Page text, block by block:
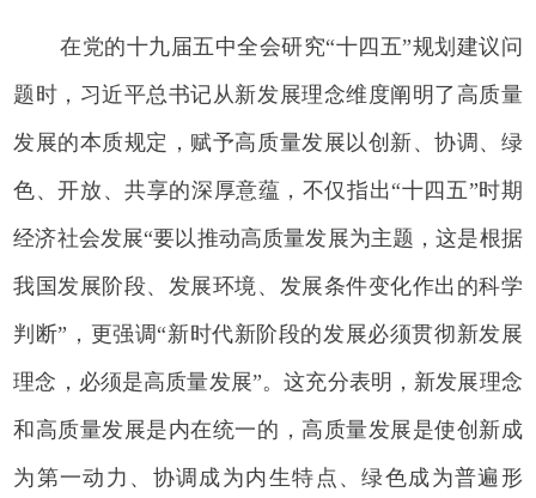
在党的十九届五中全会研究“十四五”规划建议问
题时，习近平总书记从新发展理念维度阐明了高质量
发展的本质规定，赋予高质量发展以创新、协调、绿
色、开放、共享的深厚意蕴，不仅指出“十四五”时期
经济社会发展“要以推动高质量发展为主题，这是根据
我国发展阶段、发展环境、发展条件变化作出的科学
判断”，更强调“新时代新阶段的发展必须贯彻新发展
理念，必须是高质量发展”。这充分表明，新发展理念
和高质量发展是内在统一的，高质量发展是使创新成
为第一动力、协调成为内生特点、绿色成为普遍形